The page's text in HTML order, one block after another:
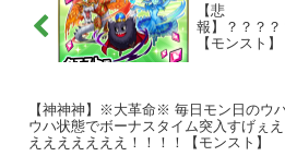
【悲
報】？？？
【モンスト】
【神神神】※大革命※ 毎日モン日のウ
ウハ状態でボーナスタイム突入すげぇえ
えええええええ！！！！【モンスト】